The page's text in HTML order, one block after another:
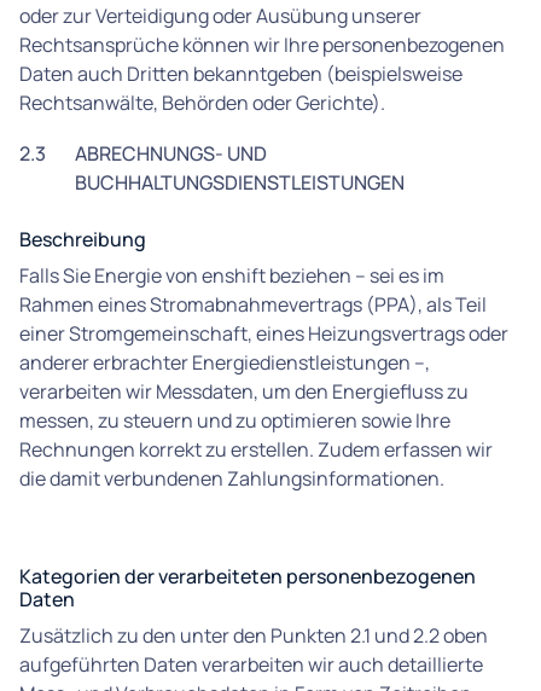
oder zur Verteidigung oder Ausübung unserer
Rechtsansprüche können wir Ihre personenbezogenen
Daten auch Dritten bekanntgeben (beispielsweise
Rechtsanwälte, Behörden oder Gerichte).
2.3
ABRECHNUNGS- UND
BUCHHALTUNGSDIENSTLEISTUNGEN
Beschreibung
Falls Sie Energie von enshift beziehen – sei es im
Rahmen eines Stromabnahmevertrags (PPA), als Teil
einer Stromgemeinschaft, eines Heizungsvertrags oder
anderer erbrachter Energiedienstleistungen –,
verarbeiten wir Messdaten, um den Energiefluss zu
messen, zu steuern und zu optimieren sowie Ihre
Rechnungen korrekt zu erstellen. Zudem erfassen wir
die damit verbundenen Zahlungsinformationen.
Kategorien der verarbeiteten personenbezogenen
Daten
Zusätzlich zu den unter den Punkten 2.1 und 2.2 oben
aufgeführten Daten verarbeiten wir auch detaillierte